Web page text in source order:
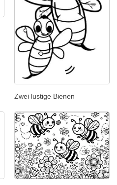
Zwei lustige Bienen